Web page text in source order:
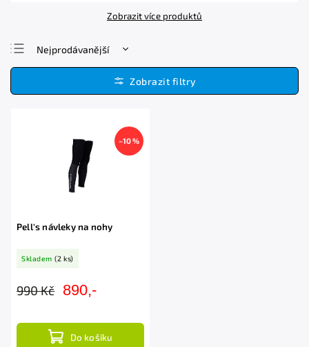
Zobrazit více produktů
Nejprodávanější
Nejlevnější
Nejdražší
–10 %
Pell's návleky na nohy
Skladem (2 ks)
990 Kč 890,-
Do košíku